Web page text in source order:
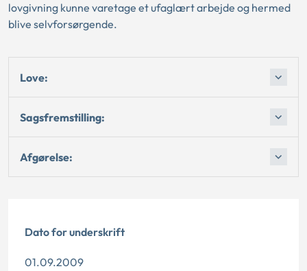
lovgivning kunne varetage et ufaglært arbejde og hermed
blive selvforsørgende.
Love:
Sagsfremstilling:
Afgørelse:
Dato for underskrift
01.09.2009